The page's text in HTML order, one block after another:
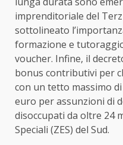
imprenditoriale del
sottolineato
formazione e
voucher. Infine, il
bonus contributivi per
con un tetto massimo
euro per assunzioni di
disoccupati da oltre 24
Speciali (ZES) del Sud.